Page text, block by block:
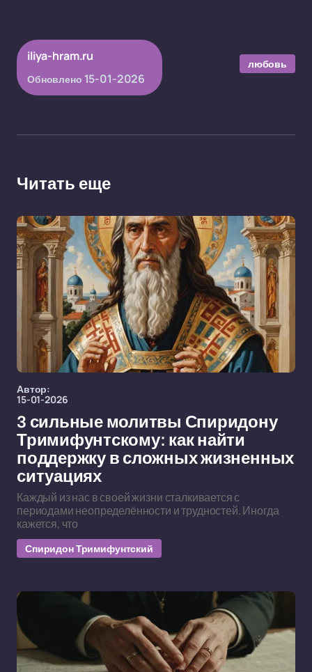
iliya-hram.ru
Обновлено 15-01-2026
любовь
Читать еще
Автор:
15-01-2026
3 сильные молитвы Спиридону
Тримифунтскому: как найти
поддержку в сложных жизненных
ситуациях
Каждый из нас в своей жизни сталкивается с
периодами неопределённости и трудностей. Иногда
кажется, что
Спиридон Тримифунтский